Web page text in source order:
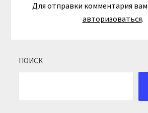
Для отправки комментария
авторизоваться.
ПОИСК